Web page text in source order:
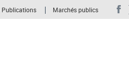
Publications Marchés publics